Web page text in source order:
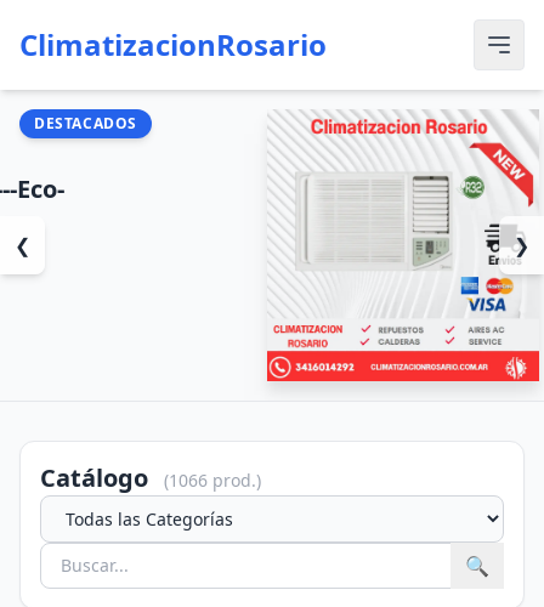
ClimatizacionRosario
DESTACADOS
❮ ❯
Catálogo (1066 prod.)
🔍